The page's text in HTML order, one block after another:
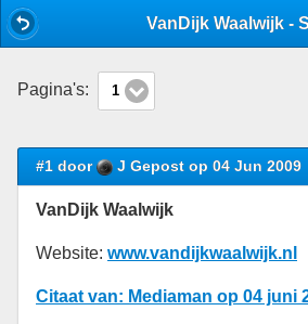
Pagina's: 1
#1 door J Gepost op 04 Jun 2009
VanDijk Waalwijk
Website: www.vandijkwaalwijk.nl
Citaat van: Mediaman op 04 juni